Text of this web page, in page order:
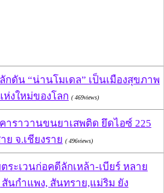
ดัน “น่านโมเดล” เป็นเมืองสุขภาพ
งใหม่ของโลก ( 469views)
าราวานขนยาเสพติด ยึดไอซ์ 225
จ.เชียงราย ( 496views)
ะเวนก่อคดีลักเหล้า-เบียร์ หลาย
สันกำแพง, สันทราย,แม่ริม ยัง